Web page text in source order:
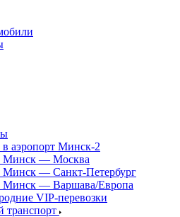
в аэропорт Минск-2
Минск — Москва
Минск — Санкт-Петербург
Минск — Варшава/Европа
VIP-перевозки
транспорт